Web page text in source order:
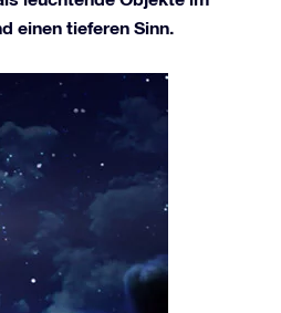
einen tieferen Sinn.